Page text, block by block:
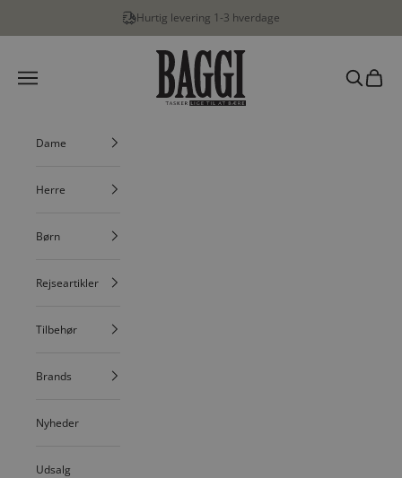
Hurtig levering 1-3 hverdage
BAGGI
Menu
Søg
Dame
Herre
Børn
Rejseartikler
Tilbehør
Brands
Nyheder
Udsalg